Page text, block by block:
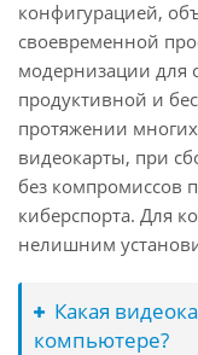
конфигурацией,
своевременной
модернизации для
продуктивной и
протяжении
видеокарты, при
без компромиссов
киберспорта. Для
нелишним
Какая
компьютере?